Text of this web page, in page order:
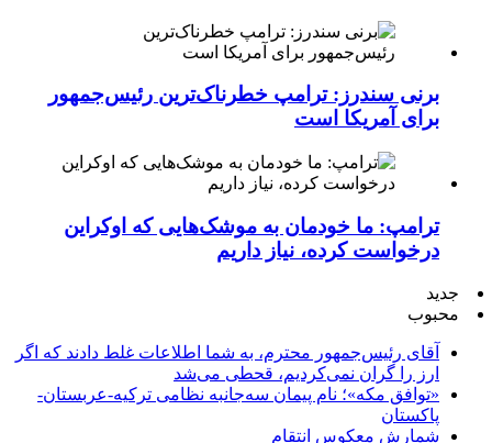
برنی سندرز: ترامپ خطرناک‌ترین رئیس‌جمهور
برای آمریکا است
ترامپ: ما خودمان به موشک‌هایی که اوکراین
درخواست کرده، نیاز داریم
جدید
محبوب
آقای رئیس‌جمهور محترم، به شما اطلاعات غلط دادند که اگر
ارز را گران نمی‌کردیم، قحطی می‌شد
«توافق مکه»؛ نام پیمان سه‌جانبه نظامی ترکیه-عربستان-
پاکستان
شمارش معکوس انتقام